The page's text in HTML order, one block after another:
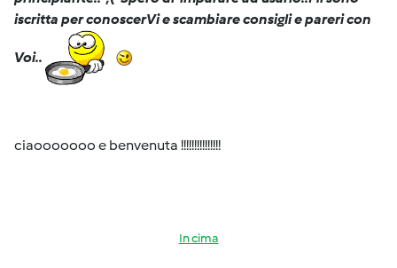
iscritta per conoscerVi e scambiare consigli e pareri con
Voi..
ciaooooooo e benvenuta !!!!!!!!!!!!!!!
In cima